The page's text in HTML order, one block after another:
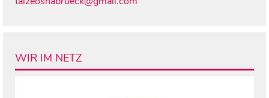
WIR IM NETZ